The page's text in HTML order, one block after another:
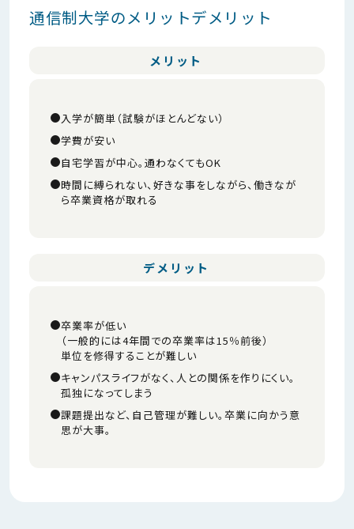
通信制大学のメリットデメリット
メリット
入学が簡単（試験がほとんどない）
学費が安い
自宅学習が中心。通わなくてもOK
時間に縛られない、好きな事をしながら、働きなが
ら卒業資格が取れる
デメリット
卒業率が低い
（一般的には4年間での卒業率は15％前後）
単位を修得することが難しい
キャンパスライフがなく、人との関係を作りにくい。
孤独になってしまう
課題提出など、自己管理が難しい。卒業に向かう意
思が大事。